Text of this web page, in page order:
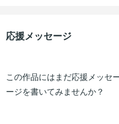
応援メッセージ
この作品にはまだ応援メッセ
ージを書いてみませんか？